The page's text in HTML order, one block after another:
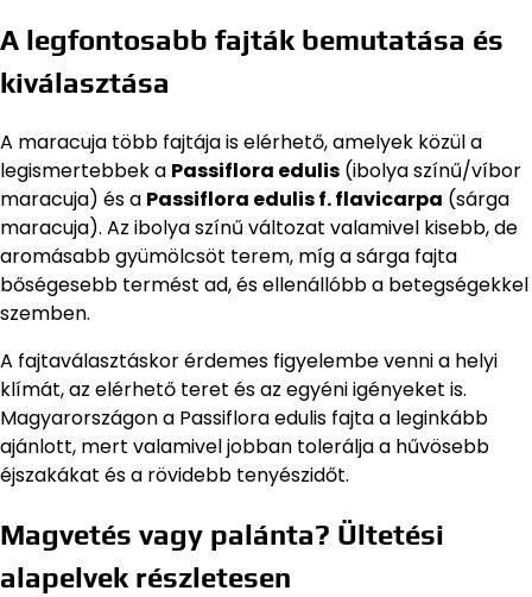
A legfontosabb fajták bemutatása és
kiválasztása
A maracuja több fajtája is elérhető, amelyek közül a
legismertebbek a Passiflora edulis (ibolya színű/víbor
maracuja) és a Passiflora edulis f. flavicarpa (sárga
maracuja). Az ibolya színű változat valamivel kisebb, de
aromásabb gyümölcsöt terem, míg a sárga fajta
bőségesebb termést ad, és ellenállóbb a betegségekkel
szemben.
A fajtaválasztáskor érdemes figyelembe venni a helyi
klímát, az elérhető teret és az egyéni igényeket is.
Magyarországon a Passiflora edulis fajta a leginkább
ajánlott, mert valamivel jobban tolerálja a hűvösebb
éjszakákat és a rövidebb tenyészidőt.
Magvetés vagy palánta? Ültetési
alapelvek részletesen